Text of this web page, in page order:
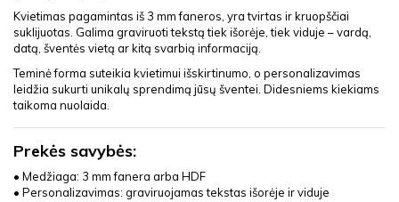
Kvietimas pagamintas iš 3 mm faneros, yra tvirtas ir kruopščiai
suklijuotas. Galima graviruoti tekstą tiek išorėje, tiek viduje – vardą,
datą, šventės vietą ar kitą svarbią informaciją.
Teminė forma suteikia kvietimui išskirtinumo, o personalizavimas
leidžia sukurti unikalų sprendimą jūsų šventei. Didesniems kiekiams
taikoma nuolaida.
Prekės savybės:
• Medžiaga: 3 mm fanera arba HDF
• Personalizavimas: graviruojamas tekstas išorėje ir viduje